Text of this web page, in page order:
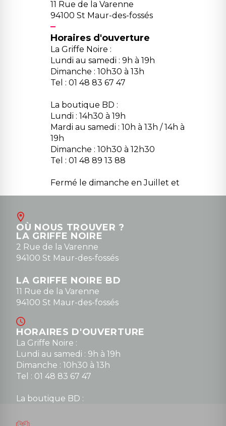
11 Rue de la Varenne
94100 St Maur-des-fossés
Horaires d'ouverture
La Griffe Noire :
Lundi au samedi : 9h à 19h
Dimanche : 10h30 à 13h
Tel : 01 48 83 67 47
La boutique BD :
Lundi : 14h30 à 19h
Mardi au samedi : 10h à 13h / 14h à
19h
Dimanche : 10h30 à 12h30
Tel : 01 48 89 13 88
Fermé le dimanche en Juillet et
Août
contact@la-griffe-noire.com
0148836747
OÙ NOUS TROUVER ?
LA GRIFFE NOIRE
2 Rue de la Varenne
94100 St Maur-des-fossés
LA GRIFFE NOIRE BD
11 Rue de la Varenne
94100 St Maur-des-fossés
HORAIRES D'OUVERTURE
La Griffe Noire :
Lundi au samedi : 9h à 19h
Dimanche : 10h30 à 13h
Tel : 01 48 83 67 47
La boutique BD :
Mardi au samedi : 10h à 13h / 14h à 19h